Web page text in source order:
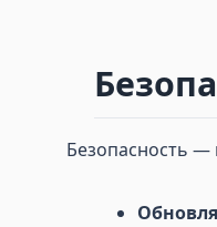
Безопасность —